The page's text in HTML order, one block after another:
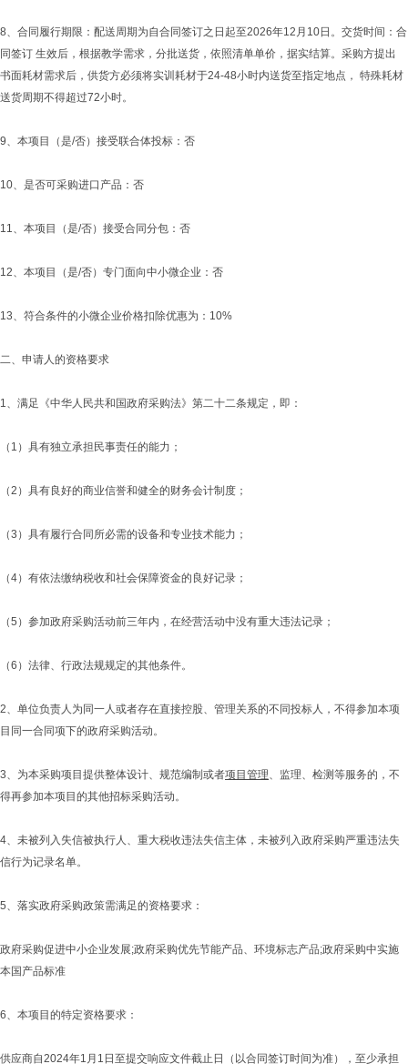
8、合同履行期限：配送周期为自合同签订之日起至2026年12月10日。交货时间：合
同签订 生效后，根据教学需求，分批送货，依照清单单价，据实结算。采购方提出
书面耗材需求后，供货方必须将实训耗材于24-48小时内送货至指定地点， 特殊耗材
送货周期不得超过72小时。
9、本项目（是/否）接受联合体投标：否
10、是否可采购进口产品：否
11、本项目（是/否）接受合同分包：否
12、本项目（是/否）专门面向中小微企业：否
13、符合条件的小微企业价格扣除优惠为：10%
二、申请人的资格要求
1、满足《中华人民共和国政府采购法》第二十二条规定，即：
（1）具有独立承担民事责任的能力；
（2）具有良好的商业信誉和健全的财务会计制度；
（3）具有履行合同所必需的设备和专业技术能力；
（4）有依法缴纳税收和社会保障资金的良好记录；
（5）参加政府采购活动前三年内，在经营活动中没有重大违法记录；
（6）法律、行政法规规定的其他条件。
2、单位负责人为同一人或者存在直接控股、管理关系的不同投标人，不得参加本项
目同一合同项下的政府采购活动。
3、为本采购项目提供整体设计、规范编制或者项目管理、监理、检测等服务的，不
得再参加本项目的其他招标采购活动。
4、未被列入失信被执行人、重大税收违法失信主体，未被列入政府采购严重违法失
信行为记录名单。
5、落实政府采购政策需满足的资格要求：
政府采购促进中小企业发展;政府采购优先节能产品、环境标志产品;政府采购中实施
本国产品标准
6、本项目的特定资格要求：
供应商自2024年1月1日至提交响应文件截止日（以合同签订时间为准），至少承担